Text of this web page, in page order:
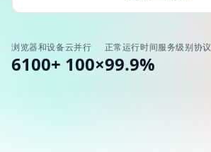
浏览器和设备
6100+
云并行
100×
正常运行时间服务级别协议
99.9%